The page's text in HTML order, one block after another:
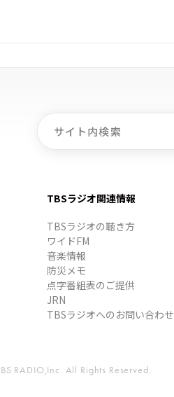
TBSラジオ関連情報
TBSラジオの聴き方
ワイドFM
音楽情報
防災メモ
点字番組表のご提供
JRN
TBSラジオへのお問い合わせ
RADIO,Inc. All Rights Reserved.